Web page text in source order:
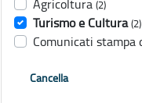
Agricoltura (2)
Turismo e Cultura (2)
Comunicati stampa
Cancella